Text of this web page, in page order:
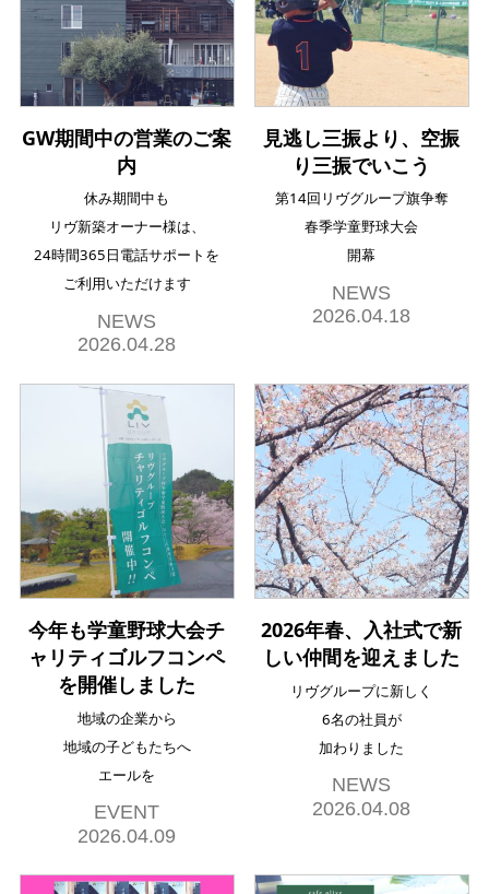
GW期間中の営業のご案
内
休み期間中も
リヴ新築オーナー様は、
24時間365日電話サポートを
ご利用いただけます
NEWS
2026.04.28
見逃し三振より、空振
り三振でいこう
第14回リヴグループ旗争奪
春季学童野球大会
開幕
NEWS
2026.04.18
今年も学童野球大会チ
ャリティゴルフコンペ
を開催しました
地域の企業から
地域の子どもたちへ
エールを
EVENT
2026.04.09
2026年春、入社式で新
しい仲間を迎えました
リヴグループに新しく
6名の社員が
加わりました
NEWS
2026.04.08